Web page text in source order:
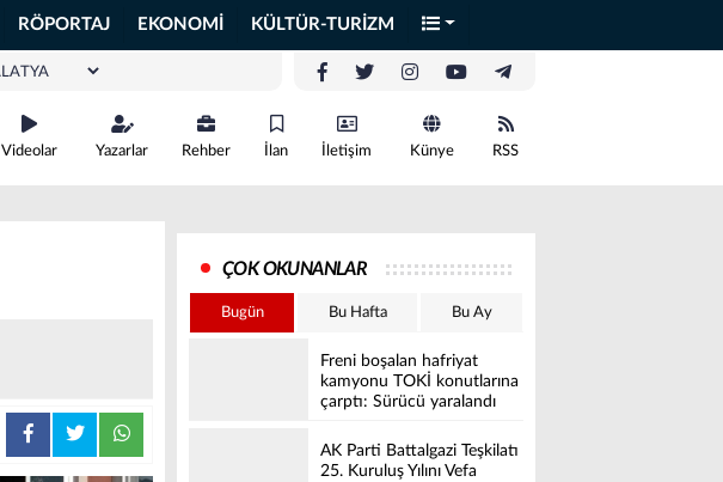
RÖPORTAJ EKONOMİ KÜLTÜR-TURİZM
Videolar Yazarlar Rehber İlan İletişim Künye RSS
ÇOK OKUNANLAR
Bugün Bu Hafta Bu Ay
Freni boşalan hafriyat
kamyonu TOKİ konutlarına
çarptı: Sürücü yaralandı
AK Parti Battalgazi Teşkilatı
25. Kuruluş Yılını Vefa